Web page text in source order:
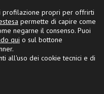
profilazione propri per offrirti
permette di capire come
negarne il consenso. Puoi
qui o sul bottone
all'uso dei cookie tecnici e di